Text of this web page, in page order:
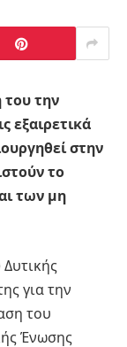
του την
εξαιρετικά
στην
το
των μη
για την
του
Ένωσης